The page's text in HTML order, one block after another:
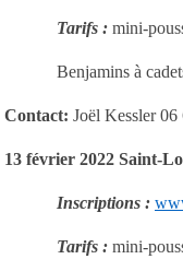
Tarifs : mini-
Benjamins à cadets :
Contact: Joël Kessler 06
13 février 2022 Saint-
Inscriptions :
Tarifs : mini-